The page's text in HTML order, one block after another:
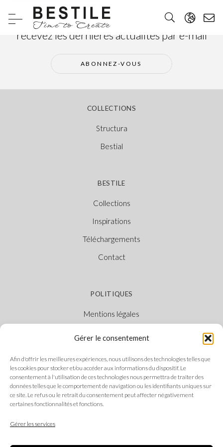
Gérer le consentement
Afin d'offrir les meilleures expériences, nous utilisons des technologies telles que
les cookies pour stocker et/ou accéder aux informations du dispositif. Le
consentement à l'utilisation de ces technologies nous permettra de traiter des
données telles que le comportement de navigation ou les identifiants uniques sur
ce site. Le refus ou le retrait du consentement peut affecter négativement
certaines fonctionnalités et fonctions.
Gérer les services
Abonnez-vous à notre newsletter et
recevez les dernières actualités par e-mail
ABONNEZ-VOUS
COLLECTIONS
Structura
Bestial
BESTILE
Collections
Inspirations
Téléchargements
Contact
POLITIQUES
Mentions légales
Canal Éthique
SUIVEZ-NOUS